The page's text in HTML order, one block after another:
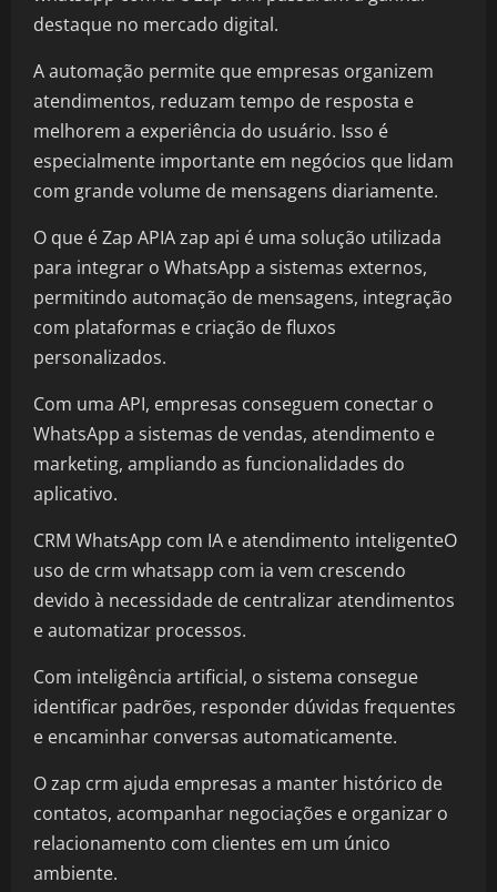
destaque no mercado digital.
A automação permite que empresas organizem
atendimentos, reduzam tempo de resposta e
melhorem a experiência do usuário. Isso é
especialmente importante em negócios que lidam
com grande volume de mensagens diariamente.
O que é Zap APIA zap api é uma solução utilizada
para integrar o WhatsApp a sistemas externos,
permitindo automação de mensagens, integração
com plataformas e criação de fluxos
personalizados.
Com uma API, empresas conseguem conectar o
WhatsApp a sistemas de vendas, atendimento e
marketing, ampliando as funcionalidades do
aplicativo.
CRM WhatsApp com IA e atendimento inteligenteO
uso de crm whatsapp com ia vem crescendo
devido à necessidade de centralizar atendimentos
e automatizar processos.
Com inteligência artificial, o sistema consegue
identificar padrões, responder dúvidas frequentes
e encaminhar conversas automaticamente.
O zap crm ajuda empresas a manter histórico de
contatos, acompanhar negociações e organizar o
relacionamento com clientes em um único
ambiente.